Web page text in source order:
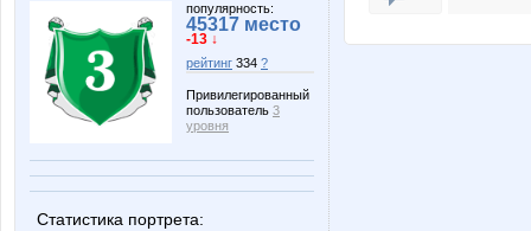
популярность:
45317 место
-13 ↓
рейтинг 334 ?
Привилегированный
пользователь 3
уровня
Статистика портрета: